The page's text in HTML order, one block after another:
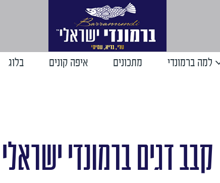
למה ברמונדי מתכונים איפה קונים בלוג
קבב דגים ברמונדי ישראלי